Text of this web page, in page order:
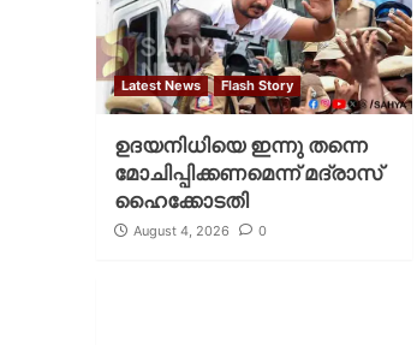
Latest News Flash Story
ഉദയനിധിയെ ഇന്നു തന്നെ
മോചിപ്പിക്കണമെന്ന് മദ്രാസ്
ഹൈക്കോടതി
August 4, 2026 0